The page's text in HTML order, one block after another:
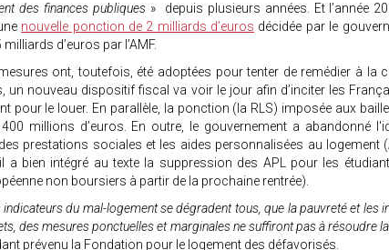
des finances publiques» depuis plusieurs années. Et l’année
nouvelle ponction de 2 milliards d’euros décidée par le
milliards d’euros par l’AMF.
ont, toutefois, été adoptées pour tenter de remédier à la
un nouveau dispositif fiscal va voir le jour afin d’inciter les
pour le louer. En parallèle, la ponction (la RLS) imposée aux
millions d’euros. En outre, le gouvernement a abandonné
prestations sociales et les aides personnalisées au logement
a bien intégré au texte la suppression des APL pour les
non boursiers à partir de la prochaine rentrée).
indicateurs du mal-logement se dégradent tous, que la pauvreté et les
des mesures ponctuelles et marginales ne suffiront pas à résoudre
prévenu la Fondation pour le logement des défavorisés.